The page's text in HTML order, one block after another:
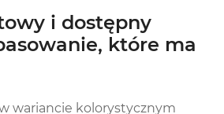
i dostępny
które ma
wariancie kolorystycznym